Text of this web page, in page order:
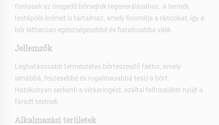
fontosak az öregedő bőrsejtek regenerálásához. A termék
testápoló krémet is tartalmaz, amely finomítja a ráncokat, így a
bőr láthatóan egészségesebbé és fiatalosabbá válik.
Jellemzők
Leghatásosabb természetes bőrfeszesítő faktor, amely
simábbá, feszesebbé és rugalmasabbá teszi a bőrt.
Hatékonyan serkenti a vérkeringést, ezáltal felfrissülést nyújt a
fáradt testnek.
Alkalmazási területek